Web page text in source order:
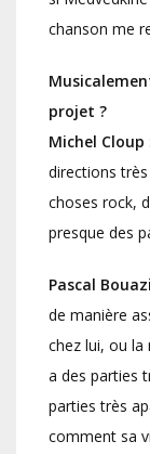
chanson me
projet ?
Michel Cloup
directions
choses rock,
presque des
Pascal
de manière
chez lui, ou la
a des parties
parties très
comment sa